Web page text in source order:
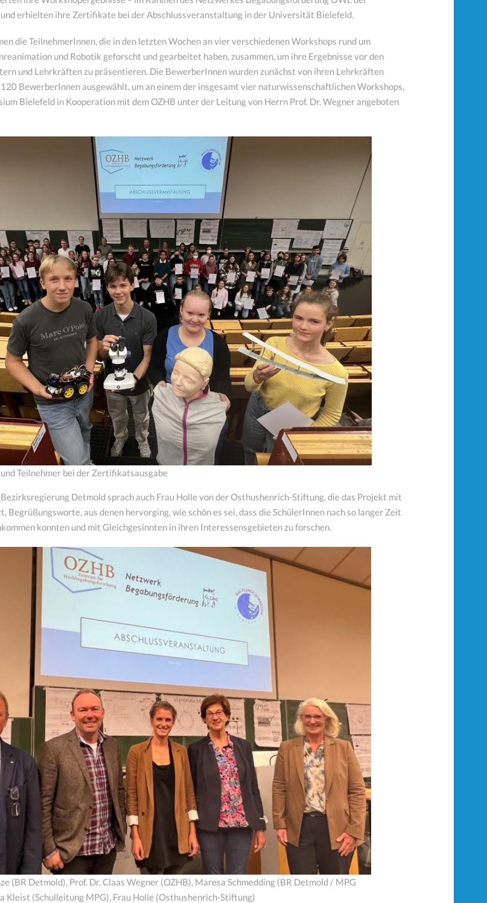
erhielten ihre Zertifikate bei der Abschlussveranstaltung in der Universität Bielefeld.
die TeilnehmerInnen, die in den letzten Wochen an vier verschiedenen Workshops rund um
und Robotik geforscht und gearbeitet haben, zusammen, um ihre Ergebnisse vor den
und Lehrkräften zu präsentieren. Die BewerberInnen wurden zunächst von ihren Lehrkräften
BewerberInnen ausgewählt, um an einem der insgesamt vier naturwissenschaftlichen Workshops,
Bielefeld in Kooperation mit dem OZHB unter der Leitung von Herrn Prof. Dr. Wegner angeboten
Teilnehmer bei der Zertifikatsausgabe
Detmold sprach auch Frau Holle von der Osthushenrich-Stiftung, die das Projekt mit
aus denen hervorging, wie schön es sei, dass die SchülerInnen nach so langer Zeit
konnten und mit Gleichgesinnten in ihren Interessensgebieten zu forschen.
(BR Detmold), Prof. Dr. Claas Wegner (OZHB), Maresa Schmedding (BR Detmold / MPG
Kleist (Schulleitung MPG), Frau Holle (Osthushenrich-Stiftung)